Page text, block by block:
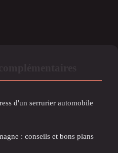
d'un serrurier automobile
: conseils et bons plans